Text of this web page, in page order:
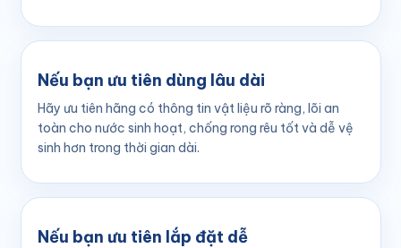
Nếu bạn ưu tiên dùng lâu dài
Hãy ưu tiên hãng có thông tin vật liệu rõ ràng, lõi an
toàn cho nước sinh hoạt, chống rong rêu tốt và dễ vệ
sinh hơn trong thời gian dài.
Nếu bạn ưu tiên lắp đặt dễ